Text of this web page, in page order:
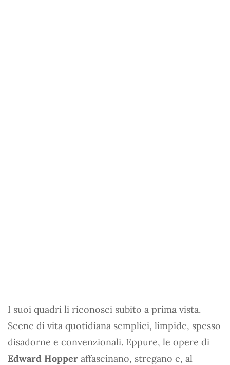
I suoi quadri li riconosci subito a prima vista.
Scene di vita quotidiana semplici, limpide, spesso
disadorne e convenzionali. Eppure, le opere di
Edward Hopper affascinano, stregano e, al